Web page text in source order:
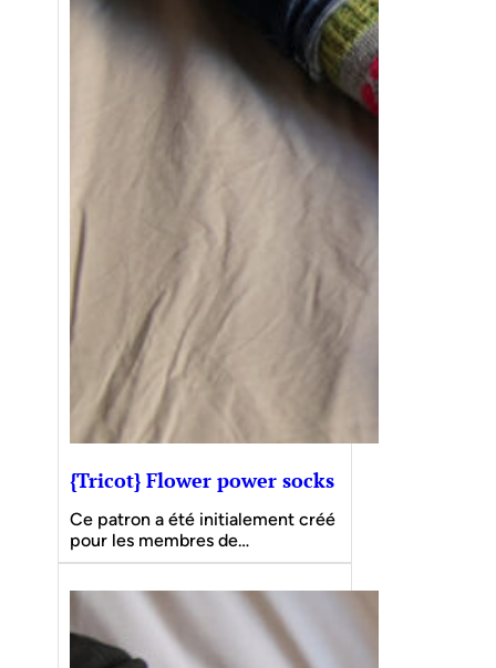
{Tricot} Flower power socks
Ce patron a été initialement créé
pour les membres de…